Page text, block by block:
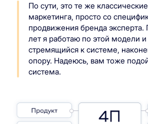
По сути, это те же
маркетинга, просто со
продвижения бренда эксперта.
лет я работаю по этой модели
стремящийся к системе,
опору. Надеюсь, вам тоже
система.